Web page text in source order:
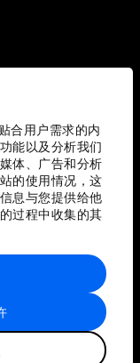
合用户需求的内
能以及分析我们
体、广告和分析
的使用情况，这
息与您提供给他
过程中收集的其